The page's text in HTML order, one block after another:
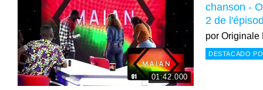
01:42.000
chanson -
2 de
por Originale
DESTACADO